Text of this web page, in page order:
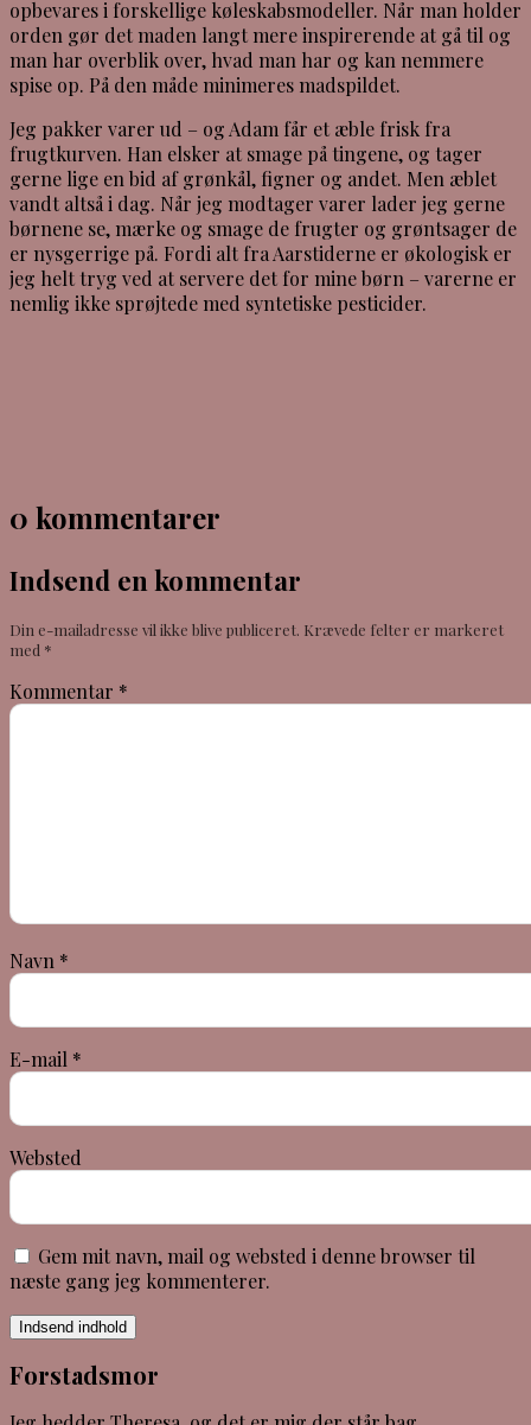
opbevares i forskellige køleskabsmodeller. Når man holder
orden gør det maden langt mere inspirerende at gå til og
man har overblik over, hvad man har og kan nemmere
spise op. På den måde minimeres madspildet.
Jeg pakker varer ud – og Adam får et æble frisk fra
frugtkurven. Han elsker at smage på tingene, og tager
gerne lige en bid af grønkål, figner og andet. Men æblet
vandt altså i dag. Når jeg modtager varer lader jeg gerne
børnene se, mærke og smage de frugter og grøntsager de
er nysgerrige på. Fordi alt fra Aarstiderne er økologisk er
jeg helt tryg ved at servere det for mine børn – varerne er
nemlig ikke sprøjtede med syntetiske pesticider.
0 kommentarer
Indsend en kommentar
Din e-mailadresse vil ikke blive publiceret. Krævede felter er markeret
med *
Kommentar *
Navn *
E-mail *
Websted
Gem mit navn, mail og websted i denne browser til
næste gang jeg kommenterer.
Indsend indhold
Forstadsmor